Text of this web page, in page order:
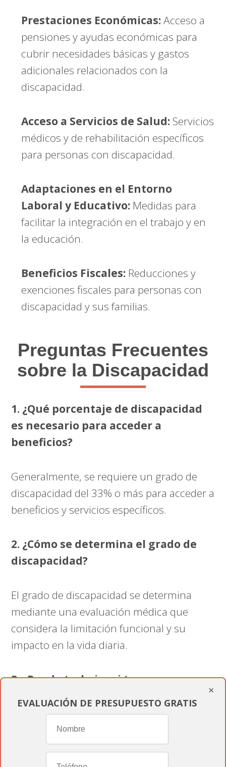
Prestaciones Económicas:Acceso a
pensiones y ayudas económicas para
cubrir necesidades básicas y gastos
adicionales relacionados con la
discapacidad.
Acceso a Servicios de Salud: Servicios
médicos y de rehabilitación específicos
para personas con discapacidad.
Adaptaciones en el Entorno
Laboral y Educativo: Medidas para
facilitar la integración en el trabajo y en
la educación.
Beneficios Fiscales: Reducciones y
exenciones fiscales para personas con
discapacidad y sus familias.
Preguntas Frecuentes
sobre la Discapacidad
1. ¿Qué porcentaje de discapacidad
es necesario para acceder a
beneficios?
Generalmente, se requiere un grado de
discapacidad del 33% o más para acceder a
beneficios y servicios específicos.
2. ¿Cómo se determina el grado de
discapacidad?
El grado de discapacidad se determina
mediante una evaluación médica que
considera la limitación funcional y su
impacto en la vida diaria.
3. ¿Puedo trabajar si tengo una
discapacidad reconocida?
Sí, las personas con discapacidad pueden
trabajar y tienen derecho a adaptaciones
razonables en el lugar de trabajo para
×
EVALUACIÓN DE PRESUPUESTO GRATIS